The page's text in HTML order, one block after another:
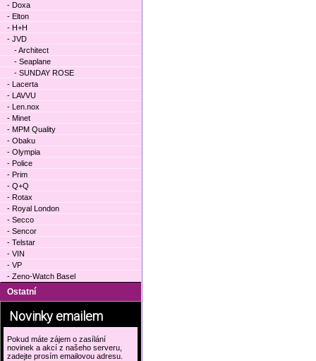
- Doxa
- Elton
- H+H
- JVD
- Architect
- Seaplane
- SUNDAY ROSE
- Lacerta
- LAVVU
- Len.nox
- Minet
- MPM Quality
- Obaku
- Olympia
- Police
- Prim
- Q+Q
- Rotax
- Royal London
- Secco
- Sencor
- Telstar
- VIN
- VP
- Zeno-Watch Basel
Ostatní
Novinky emailem
Pokud máte zájem o zasílání
novinek a akcí z našeho serveru,
zadejte prosím emailovou adresu.